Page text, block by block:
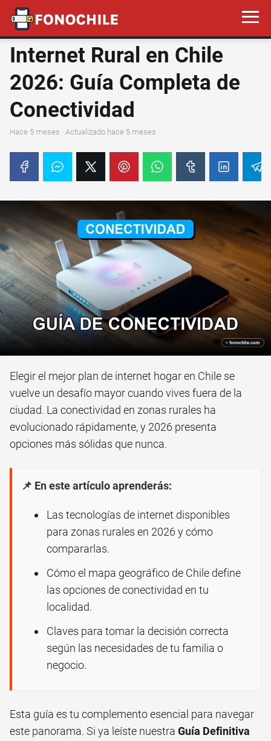
Internet Rural en Chile
2026: Guía Completa de
Conectividad
hace 5 meses · Actualizado hace 5 meses
Elegir el mejor plan de internet hogar en Chile se
vuelve un desafío mayor cuando vives fuera de la
ciudad. La conectividad en zonas rurales ha
evolucionado rápidamente, y 2026 presenta
opciones más sólidas que nunca.
📌 En este artículo aprenderás:
Las tecnologías de internet disponibles
para zonas rurales en 2026 y cómo
compararlas.
Cómo el mapa geográfico de Chile define
las opciones de conectividad en tu
localidad.
Claves para tomar la decisión correcta
según las necesidades de tu familia o
negocio.
Esta guía es tu complemento esencial para navegar
este panorama. Si ya leíste nuestra Guía Definitiva